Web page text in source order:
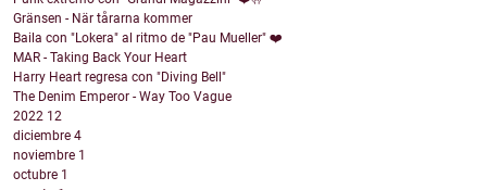
Gränsen - När tårarna kommer
Baila con "Lokera" al ritmo de "Pau Mueller" ❤️
MAR - Taking Back Your Heart
Harry Heart regresa con "Diving Bell"
The Denim Emperor - Way Too Vague
2022 12
diciembre 4
noviembre 1
octubre 1